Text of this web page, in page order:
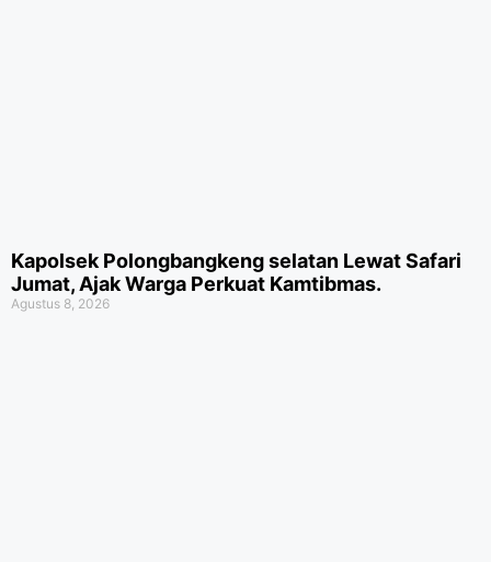
Kapolsek Polongbangkeng selatan Lewat Safari
Jumat, Ajak Warga Perkuat Kamtibmas.
Agustus 8, 2026